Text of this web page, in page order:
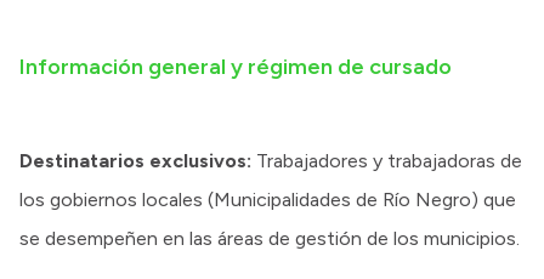
Información general y régimen de cursado
Destinatarios exclusivos: Trabajadores y trabajadoras de
los gobiernos locales (Municipalidades de Río Negro) que
se desempeñen en las áreas de gestión de los municipios.